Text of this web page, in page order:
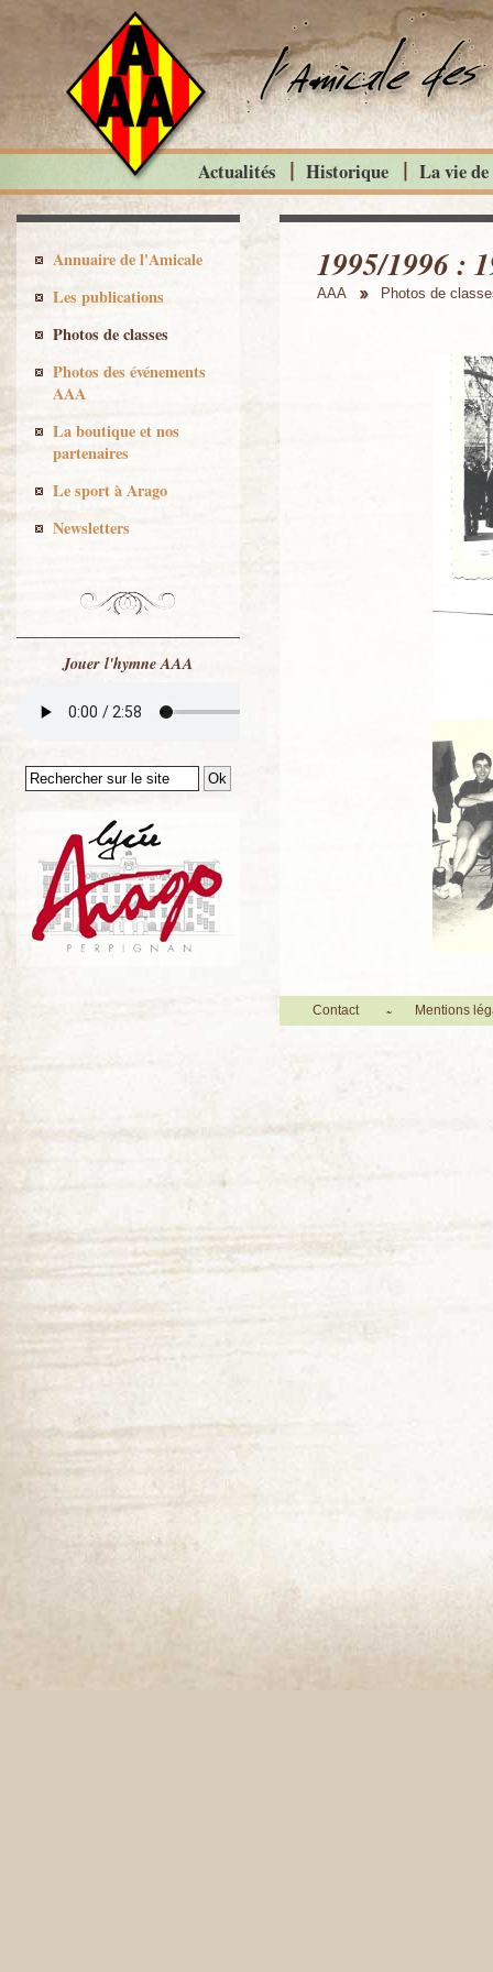
1995/1996 :
AAA Photos de
Actualités Historique La vie
Annuaire de l'Amicale
Les publications
Photos de classes
Photos des événements
AAA
La boutique et nos
partenaires
Le sport à Arago
Newsletters
Jouer l'hymne AAA
Contact Mentions